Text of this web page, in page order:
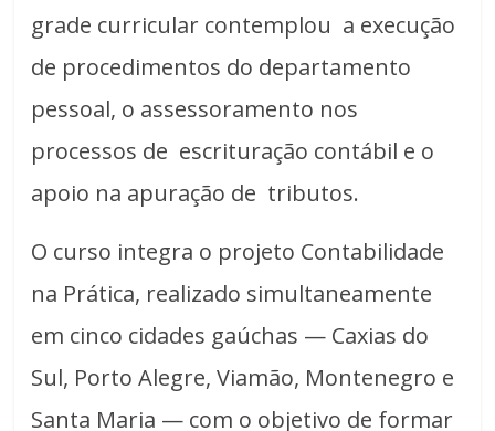
grade curricular contemplou a execução
de procedimentos do departamento
pessoal, o assessoramento nos
processos de escrituração contábil e o
apoio na apuração de tributos.
O curso integra o projeto Contabilidade
na Prática, realizado simultaneamente
em cinco cidades gaúchas — Caxias do
Sul, Porto Alegre, Viamão, Montenegro e
Santa Maria — com o objetivo de formar